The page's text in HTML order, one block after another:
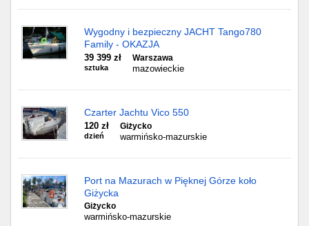
Wygodny i bezpieczny JACHT Tango780
Family - OKAZJA
39 399 zł
sztuka
Warszawa
mazowieckie
Czarter Jachtu Vico 550
120 zł
dzień
Giżycko
warmińsko-mazurskie
Port na Mazurach w Pięknej Górze koło
Giżycka
Giżycko
warmińsko-mazurskie